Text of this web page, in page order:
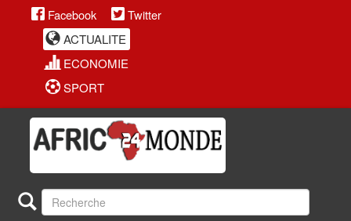
Facebook
Twitter
ACTUALITE
ECONOMIE
SPORT